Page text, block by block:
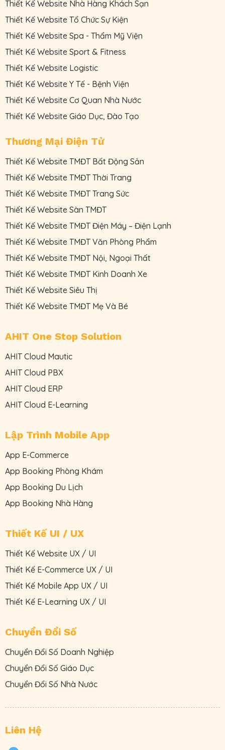
Thiết Kế Website Nhà Hàng Khách Sạn
Thiết Kế Website Tổ Chức Sự Kiện
Thiết Kế Website Spa - Thẩm Mỹ Viện
Thiết Kế Website Sport & Fitness
Thiết Kế Website Logistic
Thiết Kế Website Y Tế - Bệnh Viện
Thiết Kế Website Cơ Quan Nhà Nước
Thiết Kế Website Giáo Dục, Đào Tạo
Thương Mại Điện Tử
Thiết Kế Website TMĐT Bất Động Sản
Thiết Kế Website TMĐT Thời Trang
Thiết Kế Website TMĐT Trang Sức
Thiết Kế Website Sàn TMĐT
Thiết Kế Website TMĐT Điện Máy – Điện Lạnh
Thiết Kế Website TMĐT Văn Phòng Phẩm
Thiết Kế Website TMĐT Nội, Ngoại Thất
Thiết Kế Website TMĐT Kinh Doanh Xe
Thiết Kế Website Siêu Thị
Thiết Kế Website TMĐT Mẹ Và Bé
AHIT One Stop Solution
AHIT Cloud Mautic
AHIT Cloud PBX
AHIT Cloud ERP
AHIT Cloud E-Learning
Lập Trình Mobile App
App E-Commerce
App Booking Phòng Khám
App Booking Du Lịch
App Booking Nhà Hàng
Thiết Kế UI / UX
Thiết Kế Website UX / UI
Thiết Kế E-Commerce UX / UI
Thiết Kế Mobile App UX / UI
Thiết Kế E-Learning UX / UI
Chuyển Đổi Số
Chuyển Đổi Số Doanh Nghiệp
Chuyển Đổi Số Giáo Dục
Chuyển Đổi Số Nhà Nước
Liên Hệ